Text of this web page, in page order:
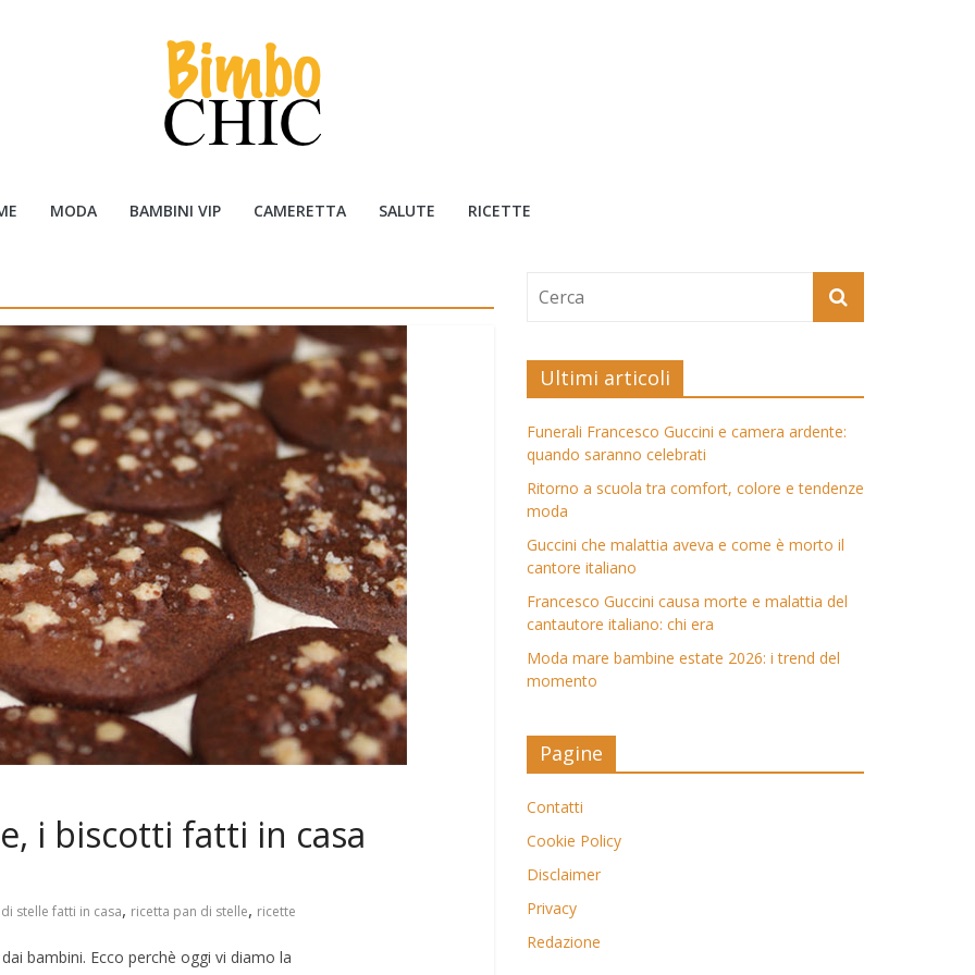
MODA BAMBINI VIP CAMERETTA SALUTE RICETTE
i biscotti fatti in casa
stelle fatti in casa, ricetta pan di stelle, ricette
bambini. Ecco perchè oggi vi diamo la
Ultimi articoli
Funerali Francesco Guccini e camera ardente:
quando saranno celebrati
Ritorno a scuola tra comfort, colore e tendenze
moda
Guccini che malattia aveva e come è morto il
cantore italiano
Francesco Guccini causa morte e malattia del
cantautore italiano: chi era
Moda mare bambine estate 2026: i trend del
momento
Pagine
Contatti
Cookie Policy
Disclaimer
Privacy
Redazione